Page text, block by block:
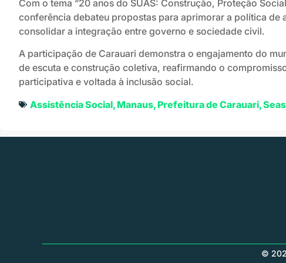
Com o tema “20 anos do SUAS: Construção, Proteção
conferência debateu propostas para aprimorar a política de
consolidar a integração entre governo e sociedade civil.
A participação de Carauari demonstra o engajamento do
de escuta e construção coletiva, reafirmando o
participativa e voltada à inclusão social.
Assistência Social,Manaus,Prefeitura de Carauari,Seas
©